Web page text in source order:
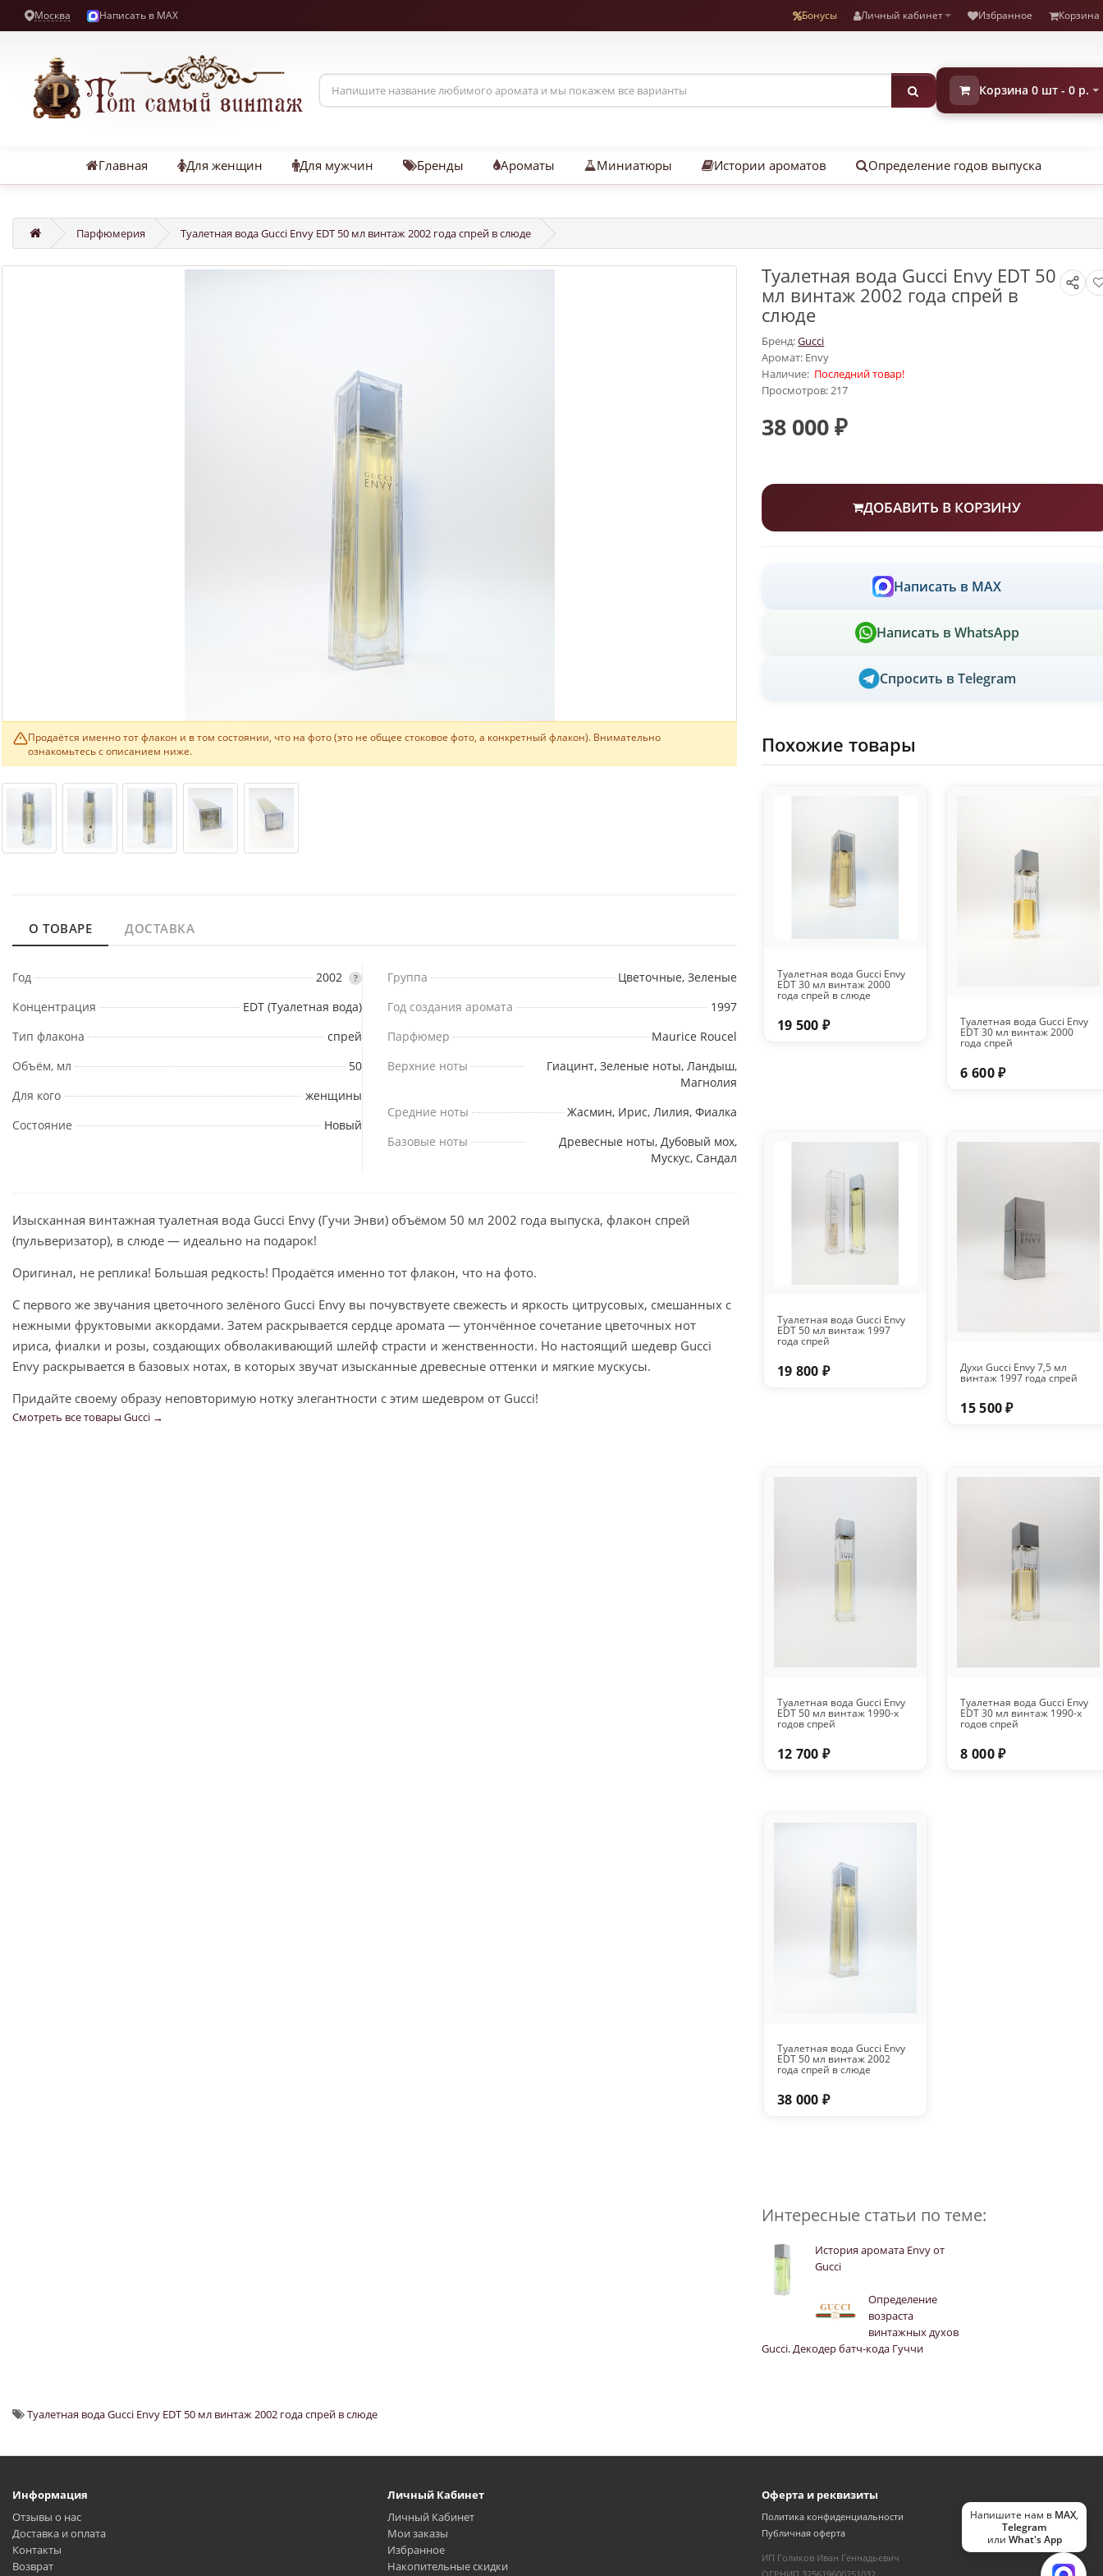
Напишите нам в MAX,
Telegram
или What's App
Москва Написать в MAX Бонусы Личный кабинет Избранное Корзина
Корзина 0 шт - 0 р.
Главная Для женщин Для мужчин Бренды Ароматы Миниатюры Истории ароматов Определение годов выпуска
Парфюмерия Туалетная вода Gucci Envy EDT 50 мл винтаж 2002 года спрей в слюде
Продаётся именно тот флакон и в том состоянии, что на фото (это не общее стоковое фото, а конкретный флакон). Внимательно
ознакомьтесь с описанием ниже.
О ТОВАРЕ ДОСТАВКА
Год 2002 ?
Концентрация
EDT (Туалетная вода)
Тип флакона
спрей
Объём, мл
50
Для кого
женщины
Состояние
Новый
Группа
Цветочные, Зеленые
Год создания аромата
1997
Парфюмер
Maurice Roucel
Верхние ноты
Гиацинт, Зеленые ноты, Ландыш,
Магнолия
Средние ноты
Жасмин, Ирис, Лилия, Фиалка
Базовые ноты
Древесные ноты, Дубовый мох,
Мускус, Сандал
Изысканная винтажная туалетная вода Gucci Envy (Гучи Энви) объёмом 50 мл 2002 года выпуска, флакон спрей
(пульверизатор), в слюде — идеально на подарок!
Оригинал, не реплика! Большая редкость! Продаётся именно тот флакон, что на фото.
С первого же звучания цветочного зелёного Gucci Envy вы почувствуете свежесть и яркость цитрусовых, смешанных с
нежными фруктовыми аккордами. Затем раскрывается сердце аромата — утончённое сочетание цветочных нот
ириса, фиалки и розы, создающих обволакивающий шлейф страсти и женственности. Но настоящий шедевр Gucci
Envy раскрывается в базовых нотах, в которых звучат изысканные древесные оттенки и мягкие мускусы.
Придайте своему образу неповторимую нотку элегантности с этим шедевром от Gucci!
Смотреть все товары Gucci →
Туалетная вода Gucci Envy EDT 50
мл винтаж 2002 года спрей в
слюде
Бренд:Gucci
Аромат: Envy
Наличие: Последний товар!
Просмотров: 217
38 000 ₽
ДОБАВИТЬ В КОРЗИНУ
Написать в MAX
Написать в WhatsApp
Спросить в Telegram
Похожие товары
Туалетная вода Gucci Envy
EDT 30 мл винтаж 2000
года спрей в слюде
19 500 ₽ Туалетная вода Gucci Envy
EDT 30 мл винтаж 2000
года спрей
6 600 ₽
Туалетная вода Gucci Envy
EDT 50 мл винтаж 1997
года спрей
19 800 ₽ Духи Gucci Envy 7,5 мл
винтаж 1997 года спрей
15 500 ₽
Туалетная вода Gucci Envy
EDT 50 мл винтаж 1990-х
годов спрей
12 700 ₽
Туалетная вода Gucci Envy
EDT 30 мл винтаж 1990-х
годов спрей
8 000 ₽
Туалетная вода Gucci Envy
EDT 50 мл винтаж 2002
года спрей в слюде
38 000 ₽
Интересные статьи по теме:
История аромата Envy от
Gucci
Определение
возраста
винтажных духов
Gucci. Декодер батч-кода Гуччи
Туалетная вода Gucci Envy EDT 50 мл винтаж 2002 года спрей в слюде
Информация
Отзывы о нас
Доставка и оплата
Контакты
Возврат
Личный Кабинет
Личный Кабинет
Мои заказы
Избранное
Накопительные скидки
Оферта и реквизиты
Политика конфиденциальности
Публичная оферта
ИП Голиков Иван Геннадьевич